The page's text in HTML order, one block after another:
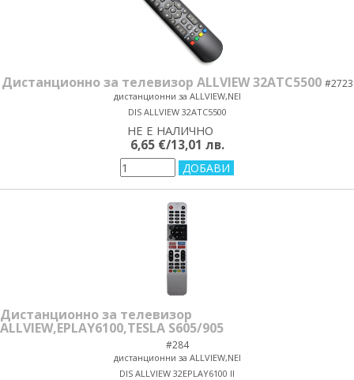
Дистанционно за телевизор ALLVIEW 32ATC5500 #2723
дистанционни за ALLVIEW,NEI
DIS ALLVIEW 32ATC5500
НЕ Е НАЛИЧНО
6,65 €/13,01 лв.
Дистанционно за телевизор
ALLVIEW,EPLAY6100,TESLA S605/905
#284
дистанционни за ALLVIEW,NEI
DIS ALLVIEW 32EPLAY6100 II